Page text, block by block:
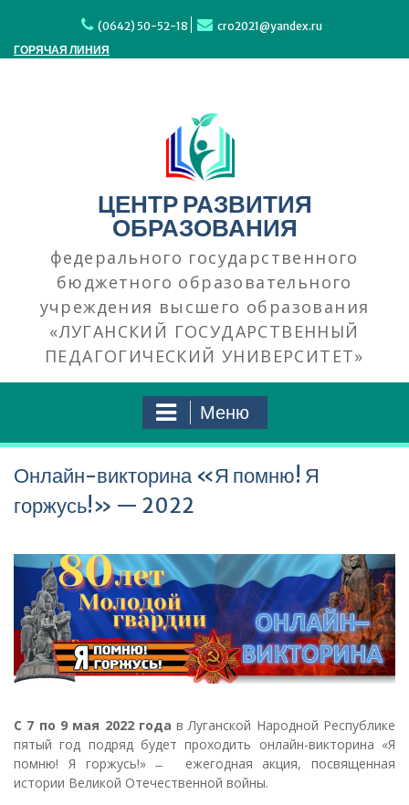
содержимому
(0642) 50-52-18
cro2021@yandex.ru
ГОРЯЧАЯ ЛИНИЯ
ЦЕНТР РАЗВИТИЯ
ОБРАЗОВАНИЯ
федерального государственного
бюджетного образовательного
учреждения высшего образования
«ЛУГАНСКИЙ ГОСУДАРСТВЕННЫЙ
ПЕДАГОГИЧЕСКИЙ УНИВЕРСИТЕТ»
Меню
Онлайн-викторина «Я помню! Я
горжусь!» — 2022
С 7 по 9 мая 2022 года в Луганской Народной Республике
пятый год подряд будет проходить онлайн-викторина «Я
помню! Я горжусь!» ̶ ежегодная акция, посвященная
истории Великой Отечественной войны.